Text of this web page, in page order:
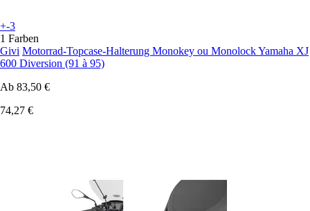
+-3
1 Farben
Givi Motorrad-Topcase-Halterung Monokey ou Monolock Yamaha XJ
600 Diversion (91 à 95)
Ab 83,50 €
74,27 €